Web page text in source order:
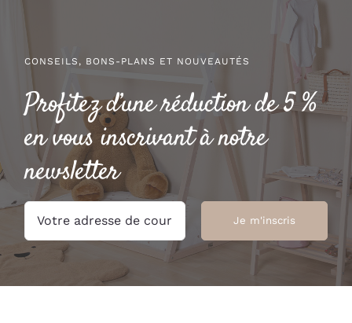
CONSEILS, BONS-PLANS ET NOUVEAUTÉS
Profitez d’une réduction de 5 %
en vous inscrivant à notre
newsletter